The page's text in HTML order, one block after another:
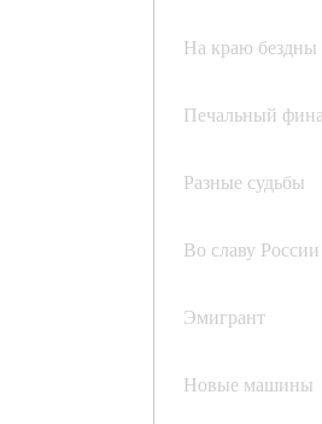
На краю бездны
Печальный
Разные судьбы
Во славу России
Эмигрант
Новые машины